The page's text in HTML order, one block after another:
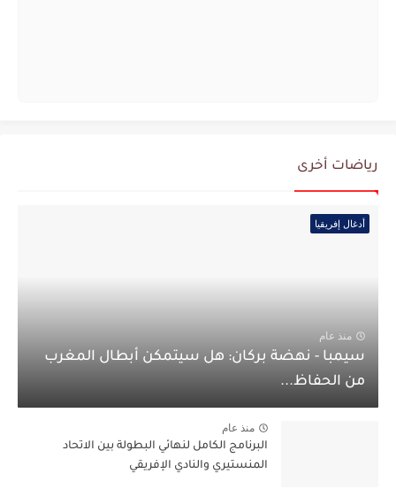
رياضات أخرى
أدغال إفريقيا
منذ عام
سيمبا - نهضة بركان: هل سيتمكن أبطال المغرب
من الحفاظ...
منذ عام
البرنامج الكامل لنهائي البطولة بين الاتحاد
المنستيري والنادي الإفريقي